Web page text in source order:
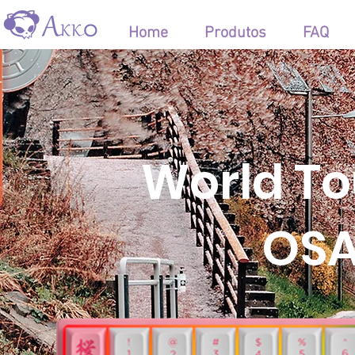
Home Produtos FAQ
World